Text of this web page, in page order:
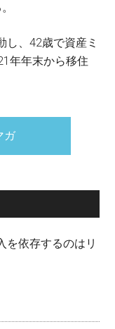
し、42歳で資産ミ
年年末から移住
ガ
を依存するのはリ